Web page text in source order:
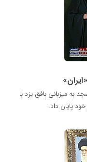
به میزبانی بافق یزد با
پایان داد.